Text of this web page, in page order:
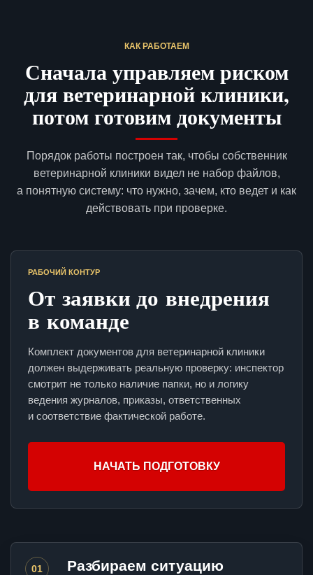
КАК РАБОТАЕМ
Сначала управляем риском
для ветеринарной клиники,
потом готовим документы
Порядок работы построен так, чтобы собственник
ветеринарной клиники видел не набор файлов,
а понятную систему: что нужно, зачем, кто ведет и как
действовать при проверке.
РАБОЧИЙ КОНТУР
От заявки до внедрения
в команде
Комплект документов для ветеринарной клиники
должен выдерживать реальную проверку: инспектор
смотрит не только наличие папки, но и логику
ведения журналов, приказы, ответственных
и соответствие фактической работе.
НАЧАТЬ ПОДГОТОВКУ
01 Разбираем ситуацию